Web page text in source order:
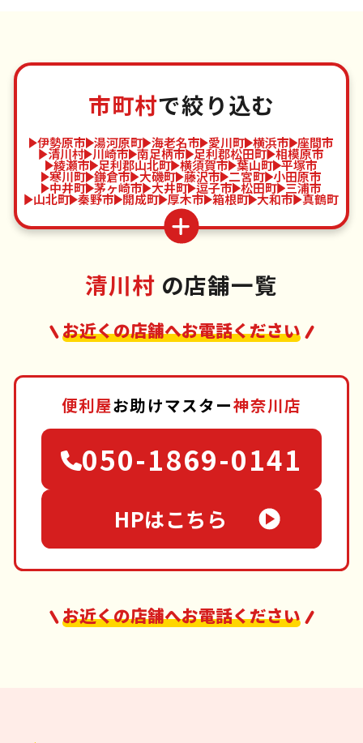
市町村で絞り込む
伊勢原市 湯河原町 海老名市 愛川町 横浜市 座間市
清川村 川崎市 南足柄市 足利郡松田町 相模原市
綾瀬市 足利郡山北町 横須賀市 葉山町 平塚市
寒川町 鎌倉市 大磯町 藤沢市 二宮町 小田原市
中井町 茅ヶ崎市 大井町 逗子市 松田町 三浦市
山北町 秦野市 開成町 厚木市 箱根町 大和市 真鶴町
清川村 の店舗一覧
お近くの店舗へお電話ください
便利屋お助けマスター神奈川店
050-1869-0141
HPはこちら
お近くの店舗へお電話ください